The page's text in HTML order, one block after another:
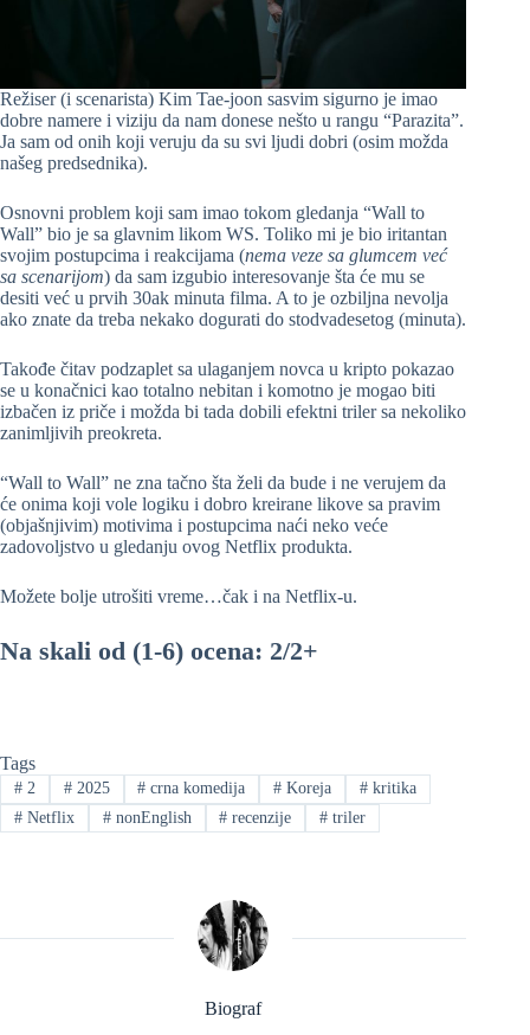
Režiser (i scenarista) Kim Tae-joon sasvim sigurno je imao
dobre namere i viziju da nam donese nešto u rangu “Parazita”.
Ja sam od onih koji veruju da su svi ljudi dobri (osim možda
našeg predsednika).
Osnovni problem koji sam imao tokom gledanja “Wall to
Wall” bio je sa glavnim likom WS. Toliko mi je bio iritantan
svojim postupcima i reakcijama (nema veze sa glumcem već
sa scenarijom) da sam izgubio interesovanje šta će mu se
desiti već u prvih 30ak minuta filma. A to je ozbiljna nevolja
ako znate da treba nekako dogurati do stodvadesetog (minuta).
Takođe čitav podzaplet sa ulaganjem novca u kripto pokazao
se u konačnici kao totalno nebitan i komotno je mogao biti
izbačen iz priče i možda bi tada dobili efektni triler sa nekoliko
zanimljivih preokreta.
“Wall to Wall” ne zna tačno šta želi da bude i ne verujem da
će onima koji vole logiku i dobro kreirane likove sa pravim
(objašnjivim) motivima i postupcima naći neko veće
zadovoljstvo u gledanju ovog Netflix produkta.
Možete bolje utrošiti vreme…čak i na Netflix-u.
Na skali od (1-6) ocena: 2/2+
Tags
#2 #2025 # crna komedija # Koreja # kritika
#Netflix #nonEnglish # recenzije # triler
Biograf